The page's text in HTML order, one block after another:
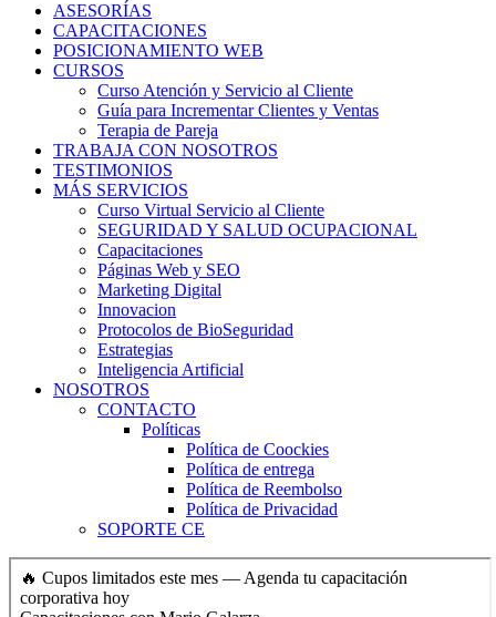
ASESORÍAS
CAPACITACIONES
POSICIONAMIENTO WEB
CURSOS
Curso Atención y Servicio al Cliente
Guía para Incrementar Clientes y Ventas
Terapia de Pareja
TRABAJA CON NOSOTROS
TESTIMONIOS
MÁS SERVICIOS
Curso Virtual Servicio al Cliente
SEGURIDAD Y SALUD OCUPACIONAL
Capacitaciones
Páginas Web y SEO
Marketing Digital
Innovacion
Protocolos de BioSeguridad
Estrategias
Inteligencia Artificial
NOSOTROS
CONTACTO
Políticas
Política de Coockies
Política de entrega
Política de Reembolso
Política de Privacidad
SOPORTE CE